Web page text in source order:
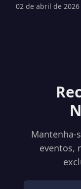
02 de abril de 2026
Mantenha-
eventos,